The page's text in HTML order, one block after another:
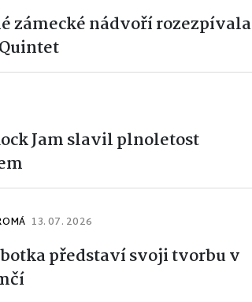
zámecké nádvoří rozezpívala
Jam slavil plnoletost
13. 07. 2026
představí svoji tvorbu v